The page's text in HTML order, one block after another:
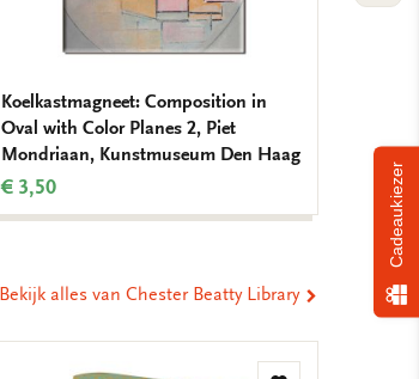
Koelkastmagneet: Composition in
Oval with Color Planes 2, Piet
Mondriaan, Kunstmuseum Den Haag
€ 3,50
€ 3,50
Bekijk alles van Chester Beatty Library
Cadeaukiezer